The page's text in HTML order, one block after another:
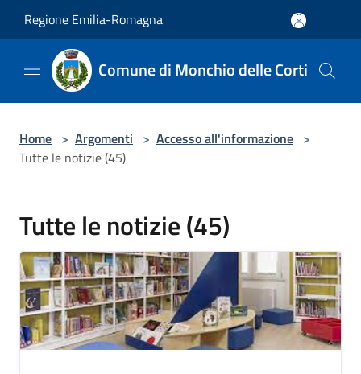
Regione Emilia-Romagna
Comune di Monchio delle Corti
Home > Argomenti > Accesso all'informazione >
Tutte le notizie (45)
Tutte le notizie (45)